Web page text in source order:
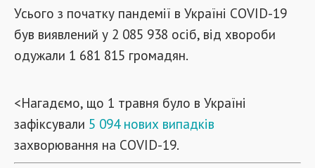
Усього з початку пандемії в Україні COVID-19
був виявлений у 2 085 938 осіб, від хвороби
одужали 1 681 815 громадян.
<Нагадємо, що 1 травня було в Україні
зафіксували 5 094 нових випадків
захворювання на COVID-19.